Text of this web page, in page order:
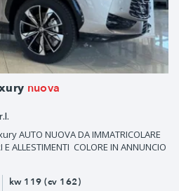
nuova
AUTO NUOVA DA IMMATRICOLARE
E ALLESTIMENTI COLORE IN ANNUNCIO
kw 119 (cv 162)